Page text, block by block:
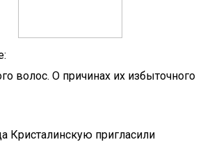
волос. О причинах их избыточного
Кристалинскую пригласили